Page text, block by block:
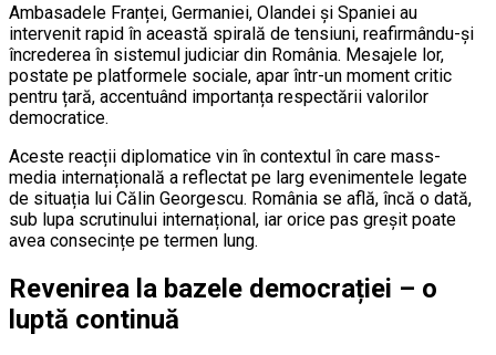
Ambasadele Franței, Germaniei, Olandei și Spaniei au
intervenit rapid în această spirală de tensiuni, reafirmându-și
încrederea în sistemul judiciar din România. Mesajele lor,
postate pe platformele sociale, apar într-un moment critic
pentru țară, accentuând importanța respectării valorilor
democratice.
Aceste reacții diplomatice vin în contextul în care mass-
media internațională a reflectat pe larg evenimentele legate
de situația lui Călin Georgescu. România se află, încă o dată,
sub lupa scrutinului internațional, iar orice pas greșit poate
avea consecințe pe termen lung.
Revenirea la bazele democrației – o
luptă continuă